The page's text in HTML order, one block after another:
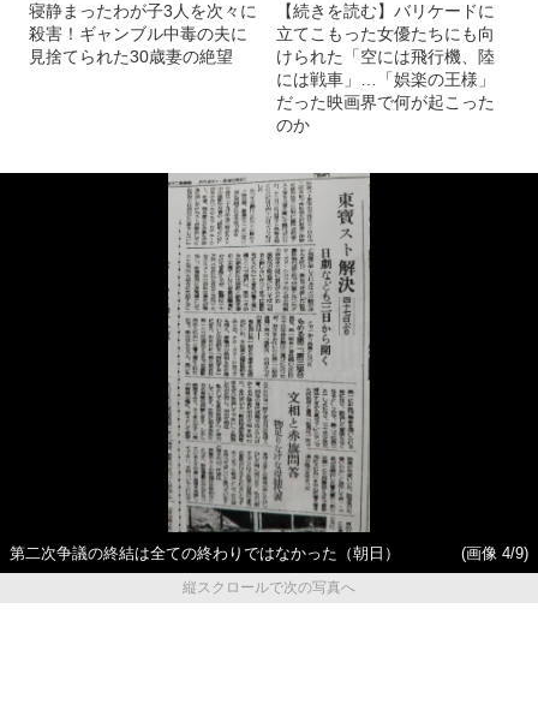
寝静まったわが子3人を次々に
殺害！ギャンブル中毒の夫に
見捨てられた30歳妻の絶望
【続きを読む】バリケードに
立てこもった女優たちにも向
けられた「空には飛行機、陸
には戦車」…「娯楽の王様」
だった映画界で何が起こった
のか
第二次争議の終結は全ての終わりではなかった（朝日）
(画像 4/9)
縦スクロールで次の写真へ